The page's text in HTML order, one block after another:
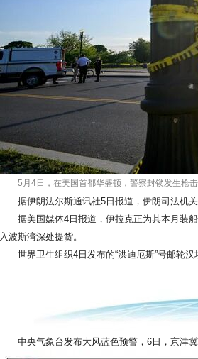
5月4日，在美国首都华盛顿，警察封锁发生枪
据伊朗法尔斯通讯社5日报道，伊朗司法机关
据美国媒体4日报道，伊拉克正为其本月装船
入波斯湾深处提货。
世界卫生组织4日发布的“洪迪厄斯”号邮轮汉
中央气象台发布大风蓝色预警，6日，京津冀